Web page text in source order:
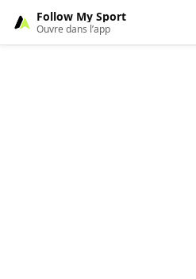
Follow My Sport
Ouvre dans l’app